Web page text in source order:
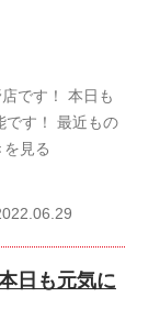
です！ 本日も
です！ 最近もの
を見る
日も元気に